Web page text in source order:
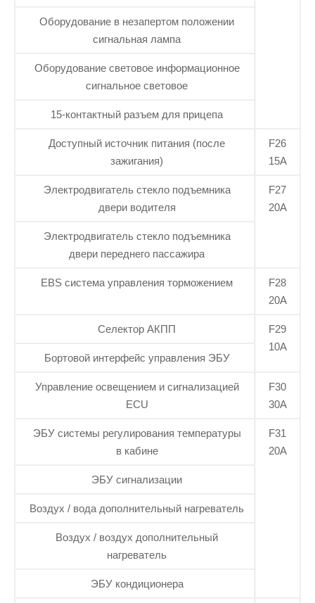
Оборудование в незапертом положении
сигнальная лампа
Оборудование световое информационное
сигнальное световое
15-контактный разъем для прицепа
Доступный источник питания (после
зажигания)
F26
15А
Электродвигатель стекло подъемника
двери водителя
F27
20А
Электродвигатель стекло подъемника
двери переднего пассажира
EBS система управления торможением
F28
20А
Селектор АКПП
F29
10А
Бортовой интерфейс управления ЭБУ
Управление освещением и сигнализацией
ECU
F30
30А
ЭБУ системы регулирования температуры
в кабине
F31
20А
ЭБУ сигнализации
Воздух / вода дополнительный нагреватель
Воздух / воздух дополнительный
нагреватель
ЭБУ кондиционера